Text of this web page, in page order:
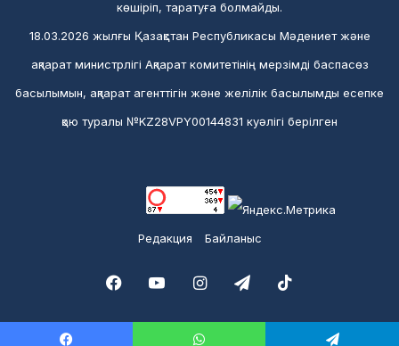
көшіріп, таратуға болмайды.
18.03.2026 жылғы Қазақстан Республикасы Мәдениет және
ақпарат министрлігі Ақпарат комитетінің мерзімді баспасөз
басылымын, ақпарат агенттігін және желілік басылымды есепке
қою туралы №KZ28VPY00144831 куәлігі берілген
Редакция Байланыс
FacebookYouTubeInstagramTelegram